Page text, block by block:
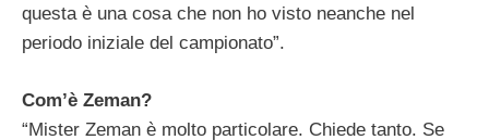
questa è una cosa che non ho visto neanche nel
periodo iniziale del campionato”.
Com’è Zeman?
“Mister Zeman è molto particolare. Chiede tanto. Se